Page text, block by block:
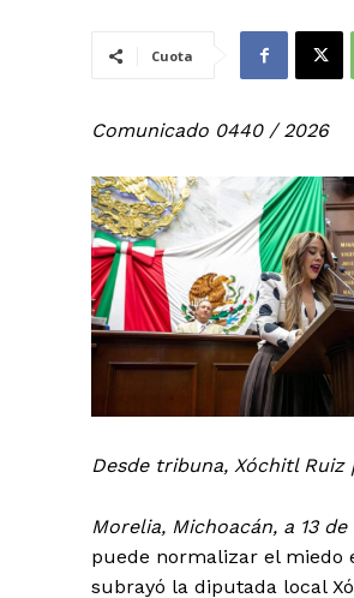
Cuota
Comunicado 0440 / 2026
Desde tribuna, Xóchitl
Morelia, Michoacán, a 13
puede normalizar el miedo
subrayó la diputada local